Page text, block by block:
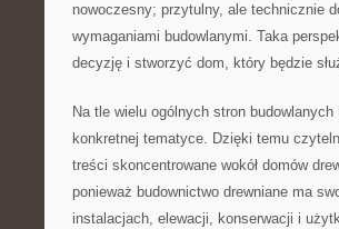
nowoczesny; przytulny, ale technicznie
wymaganiami budowlanymi. Taka
decyzję i stworzyć dom, który będzie
Na tle wielu ogólnych stron
konkretnej tematyce. Dzięki temu
treści skoncentrowane wokół domów
ponieważ budownictwo drewniane ma
instalacjach, elewacji, konserwacji i